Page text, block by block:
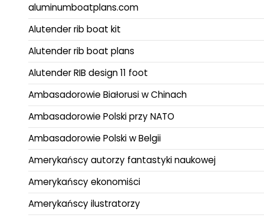
aluminumboatplans.com
Alutender rib boat kit
Alutender rib boat plans
Alutender RIB design 11 foot
Ambasadorowie Białorusi w Chinach
Ambasadorowie Polski przy NATO
Ambasadorowie Polski w Belgii
Amerykańscy autorzy fantastyki naukowej
Amerykańscy ekonomiści
Amerykańscy ilustratorzy